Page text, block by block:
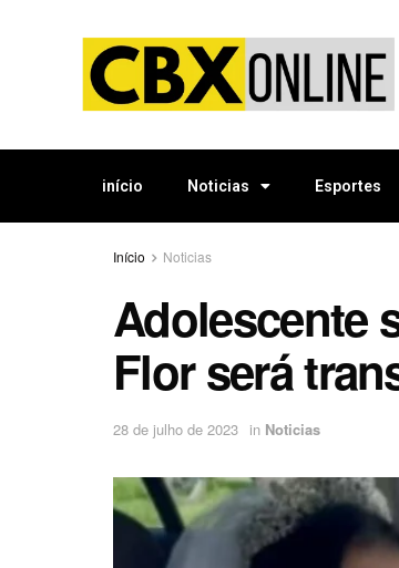
início Noticias Esportes
Início Noticias
Adolescente
Flor será
28 de julho de 2023 in Noticias